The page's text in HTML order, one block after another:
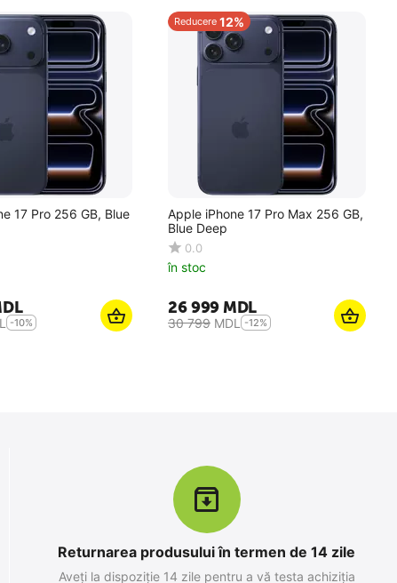
17 Pro 256 GB, Blue
-10%
Reducere 12%
Apple iPhone 17 Pro Max 256 GB,
Blue Deep
0.0
în stoc
26 999MDL
30 799 MDL -12%
Returnarea produsului în termen de 14 zile
Aveți la dispoziție 14 zile pentru a vă testa achiziția